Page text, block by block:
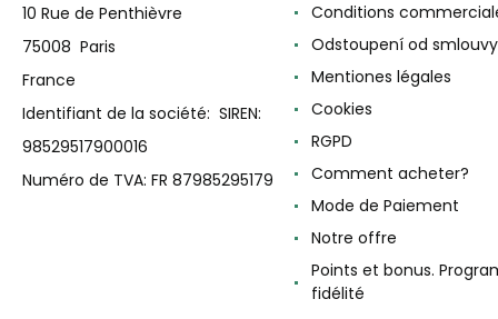
10 Rue de Penthièvre
75008 Paris
France
Identifiant de la société: SIREN:
98529517900016
Numéro de TVA: FR 87985295179
Conditions
Odstoupení od smlouvy
Mentiones légales
Cookies
RGPD
Comment acheter?
Mode de Paiement
Notre offre
Points et bonus.
fidélité